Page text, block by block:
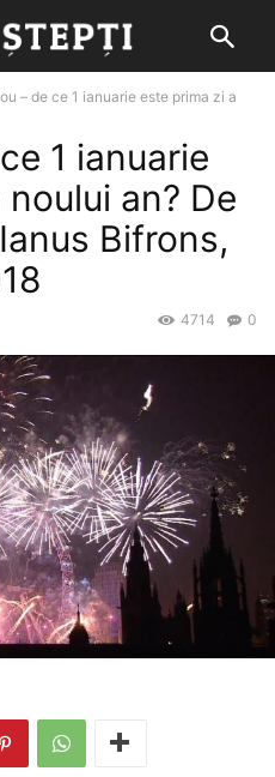
– de ce 1 ianuarie este prima zi a
1 ianuarie
an? De
Bifrons,
0
4714